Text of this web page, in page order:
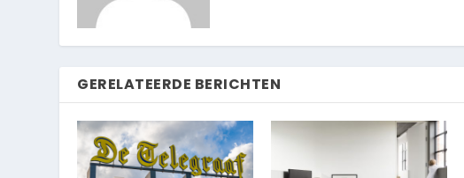
GERELATEERDE BERICHTEN